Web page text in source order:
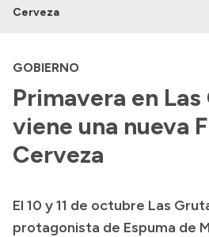
Institucional
Autoridades
Transparencia
Compras y licitaciones
Cerveza
GOBIERNO
Primavera en
viene una nueva
Cerveza
El 10 y 11 de octubre Las
protagonista de Espuma de